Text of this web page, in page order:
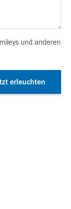
und anderen
erleuchten